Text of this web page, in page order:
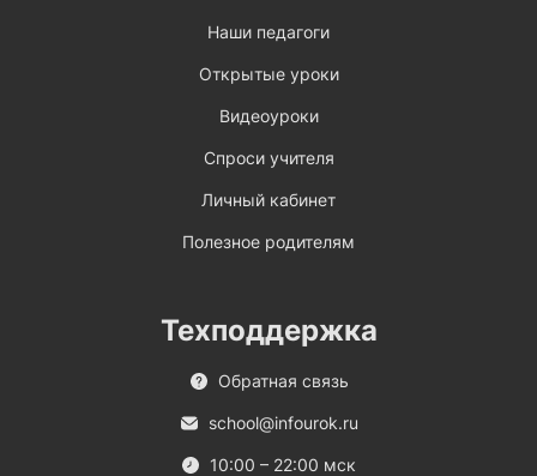
Наши педагоги
Открытые уроки
Видеоуроки
Спроси учителя
Личный кабинет
Полезное родителям
Техподдержка
Обратная связь
school@infourok.ru
10:00 – 22:00 мск